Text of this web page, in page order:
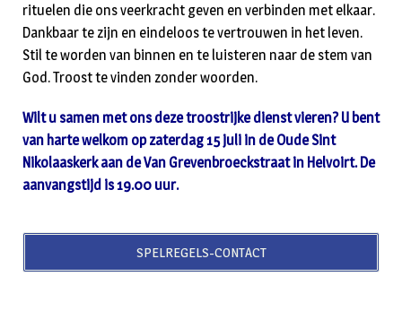
rituelen die ons veerkracht geven en verbinden met elkaar.
Dankbaar te zijn en eindeloos te vertrouwen in het leven.
Stil te worden van binnen en te luisteren naar de stem van
God. Troost te vinden zonder woorden.
Wilt u samen met ons deze troostrijke dienst vieren? U bent
van harte welkom op zaterdag 15 juli in de Oude Sint
Nikolaaskerk aan de Van Grevenbroeckstraat in Helvoirt. De
aanvangstijd is 19.00 uur.
SPELREGELS-CONTACT